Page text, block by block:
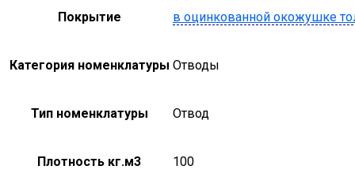
Покрытие в оцинкованной окожушке
Категория номенклатуры Отводы
Тип номенклатуры Отвод
Плотность кг.м3 100